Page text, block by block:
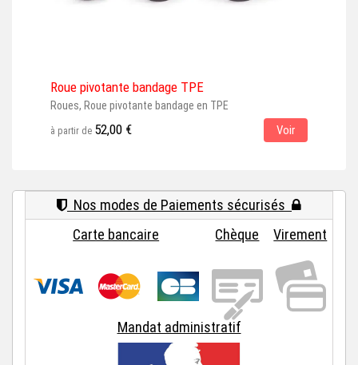
Roue pivotante bandage TPE
Roues, Roue pivotante bandage en TPE
à partir de 52,00 € Voir
Nos modes de Paiements sécurisés
Carte bancaire
Chèque Virement
Mandat administratif